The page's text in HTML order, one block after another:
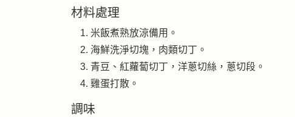
材料處理
米飯煮熟放涼備用。
海鮮洗淨切塊，肉類切丁。
青豆、紅蘿蔔切丁，洋蔥切絲，蔥切段。
雞蛋打散。
調味